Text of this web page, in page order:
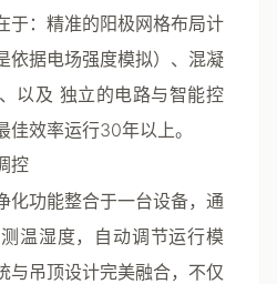
： 精准的阳极网格布局计
依据电场强度模拟）、 混凝
、以及 独立的电路与智能控
佳效率运行30年以上。
控
化功能整合于一台设备，通
温湿度，自动调节运行模
与吊顶设计完美融合，不仅